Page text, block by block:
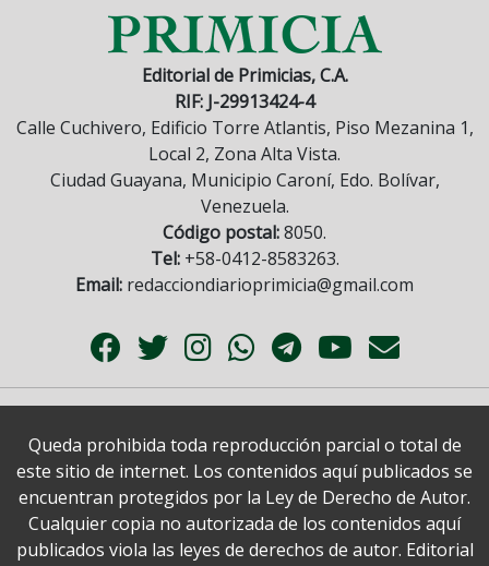
Editorial de Primicias, C.A.
RIF: J-29913424-4
Calle Cuchivero, Edificio Torre Atlantis, Piso Mezanina 1,
Local 2, Zona Alta Vista.
Ciudad Guayana, Municipio Caroní, Edo. Bolívar,
Venezuela.
Código postal:8050.
Tel:+58-0412-8583263.
Email: redacciondiarioprimicia@gmail.com
Queda prohibida toda reproducción parcial o total de
este sitio de internet. Los contenidos aquí publicados se
encuentran protegidos por la Ley de Derecho de Autor.
Cualquier copia no autorizada de los contenidos aquí
publicados viola las leyes de derechos de autor. Editorial